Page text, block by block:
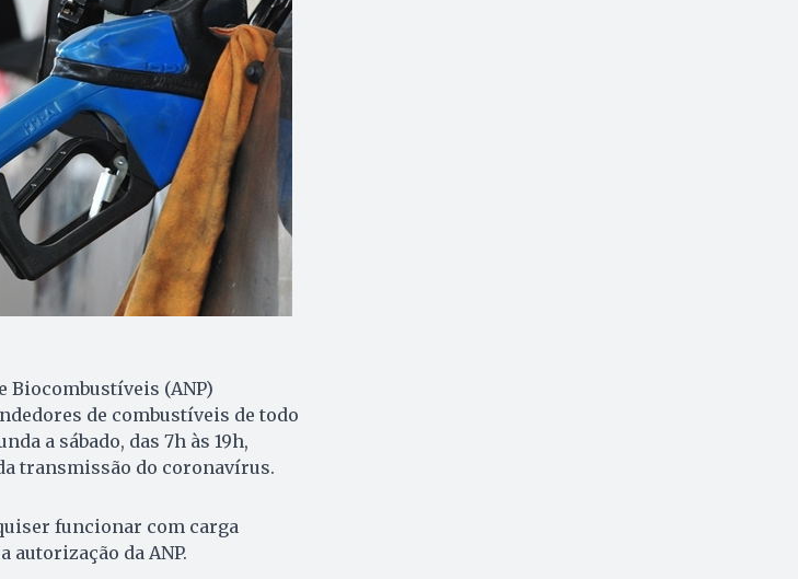
Biocombustíveis (ANP)
de combustíveis de todo
a sábado, das 7h às 19h,
transmissão do coronavírus.
funcionar com carga
da ANP.